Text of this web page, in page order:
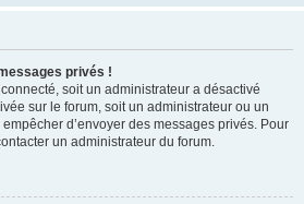
privés !
soit un administrateur a désactivé
sur le forum, soit un administrateur ou un
d’envoyer des messages privés. Pour
un administrateur du forum.